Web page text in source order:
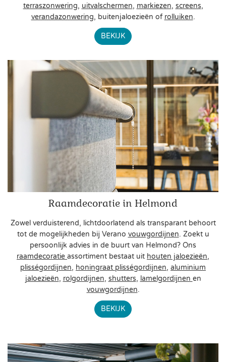
terraszonwering, uitvalschermen, markiezen, screens,
verandazonwering, buitenjaloezieën of rolluiken.
BEKIJK
Raamdecoratie in Helmond
Zowel verduisterend, lichtdoorlatend als transparant behoort
tot de mogelijkheden bij Verano vouwgordijnen. Zoekt u
persoonlijk advies in de buurt van Helmond? Ons
raamdecoratie assortiment bestaat uit houten jaloezieën,
plisségordijnen, honingraat plisségordijnen, aluminium
jaloezieën, rolgordijnen, shutters, lamelgordijnen en
vouwgordijnen.
BEKIJK